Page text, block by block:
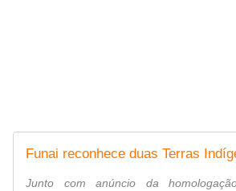
Junto com anúncio da